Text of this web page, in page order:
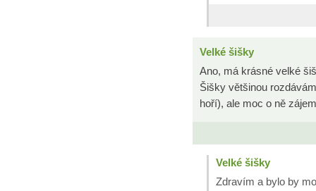
Velké šišky
Ano, má krásné velké
Šišky většinou
hoří), ale moc o ně
Velké šišky
Zdravím a bylo by